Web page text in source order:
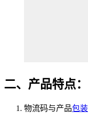
二、产品特点：
物流码与产品包装